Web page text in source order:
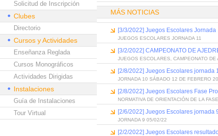
Solicitud de Inscripción
Clubes
Directorio
Cursos y Actividades
Enseñanza Reglada
Cursos Monográficos
Actividades Dirigidas
Instalaciones
Guía de Instalaciones
Tour Virtual
MÁS NOTICIAS
[3/3/2022] Juegos Escolares Jornada
JUEGOS ESCOLARES JORNADA 11
[3/2/2022] CAMPEONATO DE
JUEGOS ESCOLARES, CAMPEONATO DE
[2/8/2022] Juegos Escolares jornada
JORNADA 10 SÁBADO 12 DE FEBRERO
[2/8/2022] Juegos Escolares Fase
NORMATIVA DE ORIENTACIÓN DE LA
[2/6/2022] Juegos Escolares jornada
JORNADA 9 05/02/22
[2/2/2022] Juegos Escolares